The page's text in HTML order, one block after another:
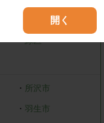
開く
・緑区
・ 所沢市
・羽生市